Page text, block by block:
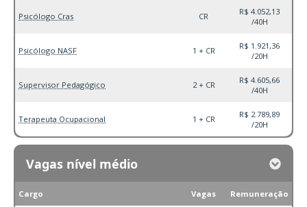
Psicólogo Cras CR
R$ 4.052,13
/40H
Psicólogo NASF 1 + CR
R$ 1.921,36
/20H
Supervisor Pedagógico 2 + CR
R$ 4.605,66
/40H
Terapeuta Ocupacional 1 + CR
R$ 2.789,89
/20H
Vagas nível médio
Cargo Vagas Remuneração